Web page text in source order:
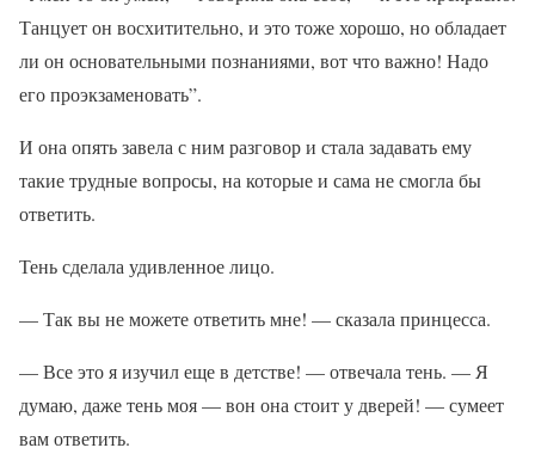
Танцует он восхитительно, и это тоже хорошо, но обладает
ли он основательными познаниями, вот что важно! Надо
его проэкзаменовать”.
И она опять завела с ним разговор и стала задавать ему
такие трудные вопросы, на которые и сама не смогла бы
ответить.
Тень сделала удивленное лицо.
— Так вы не можете ответить мне! — сказала принцесса.
— Все это я изучил еще в детстве! — отвечала тень. — Я
думаю, даже тень моя — вон она стоит у дверей! — сумеет
вам ответить.